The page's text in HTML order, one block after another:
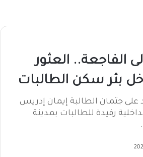
الفاجعة.. العثور
بئر سكن الطالبات
على جثمان الطالبة إيمان إدريس
رفيدة للطالبات بمدينة